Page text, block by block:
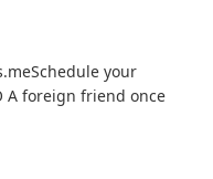
your
A foreign friend once